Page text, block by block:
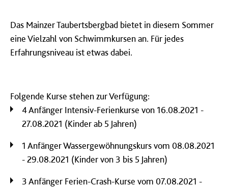
Das Mainzer Taubertsbergbad bietet in diesem Sommer
eine Vielzahl von Schwimmkursen an. Für jedes
Erfahrungsniveau ist etwas dabei.
Folgende Kurse stehen zur Verfügung:
4 Anfänger Intensiv-Ferienkurse von 16.08.2021 -
27.08.2021 (Kinder ab 5 Jahren)
1 Anfänger Wassergewöhnungskurs vom 08.08.2021
- 29.08.2021 (Kinder von 3 bis 5 Jahren)
3 Anfänger Ferien-Crash-Kurse vom 07.08.2021 -